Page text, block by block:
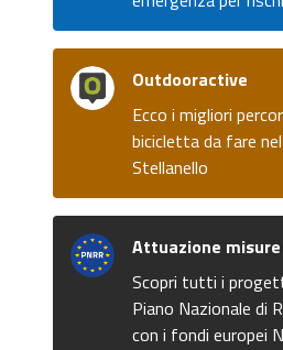
Outdooractive
Ecco i migliori
bicicletta da fare
Stellanello
Attuazione misure
Scopri tutti i
Piano Nazionale di
con i fondi europei